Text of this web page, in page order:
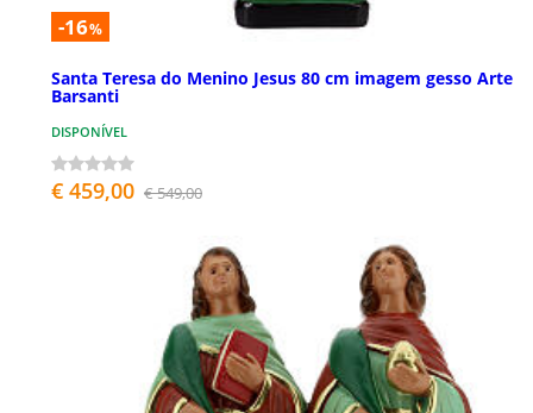
-16%
Santa Teresa do Menino Jesus 80 cm imagem gesso Arte
Barsanti
DISPONÍVEL
€ 459,00 € 549,00